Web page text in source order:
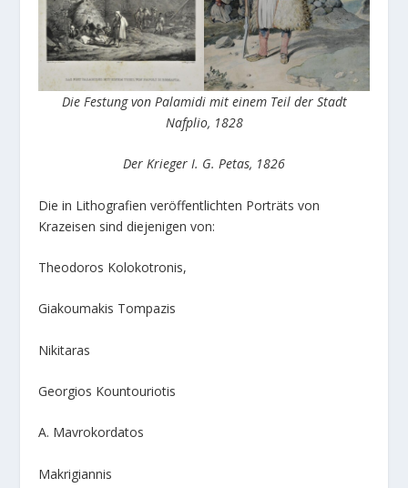
Die Festung von Palamidi mit einem Teil der Stadt
Nafplio, 1828
Der Krieger I. G. Petas, 1826
Die in Lithografien veröffentlichten Porträts von
Krazeisen sind diejenigen von:
Theodoros Kolokotronis,
Giakoumakis Tompazis
Nikitaras
Georgios Kountouriotis
A. Mavrokordatos
Makrigiannis